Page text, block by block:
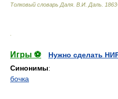
Толковый словарь Даля В.И. Даль.
Игры ⚽
Нужно сделать
Синонимы:
бочка